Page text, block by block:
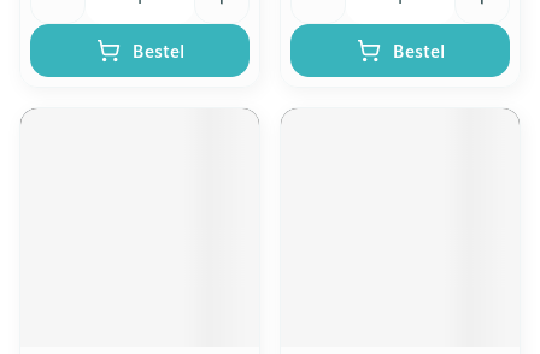
Bestel Bestel